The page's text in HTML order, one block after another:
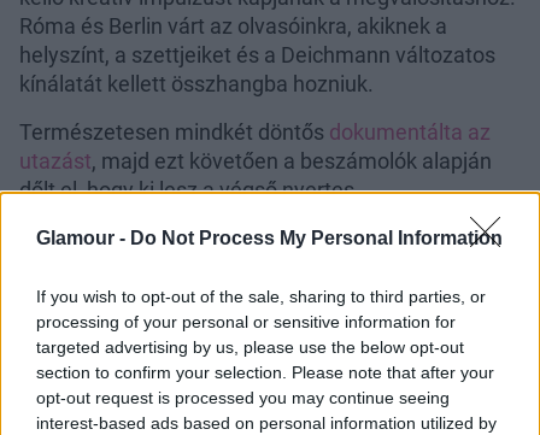
Glamour - Do Not Process My Personal Information
If you wish to opt-out of the sale, sharing to third parties, or
processing of your personal or sensitive information for
targeted advertising by us, please use the below opt-out
section to confirm your selection. Please note that after your
opt-out request is processed you may continue seeing
interest-based ads based on personal information utilized by
Róma és Berlin várt az olvasóinkra, akiknek a
helyszínt, a szettjeiket és a Deichmann változatos
kínálatát kellett összhangba hozniuk.
Természetesen mindkét döntős dokumentálta az
utazást, majd ezt követően a beszámolók alapján
dőlt el, hogy ki lesz a végső nyertes.
Úgy látszik, hogy Róma most egy picivel inspirálóbb
volt, hiszen a GLAMOUR és Deichmann közös
játékát végül Kozák Orsolya nyerte! Gratulálunk!